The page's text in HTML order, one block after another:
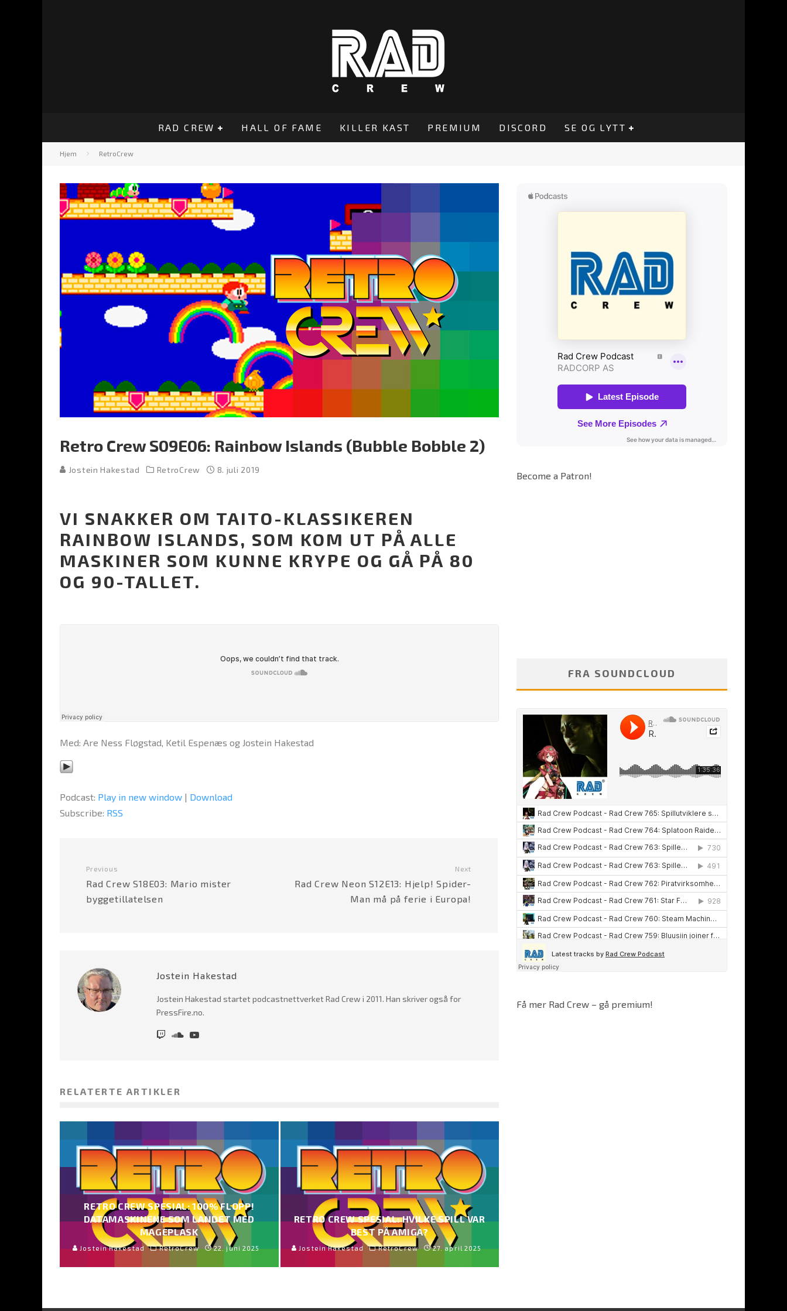
RAD CREW HALL OF FAME KILLER KAST PREMIUM DISCORD SE OG LYTT
Hjem RetroCrew
Retro Crew S09E06: Rainbow Islands (Bubble Bobble 2)
Jostein Hakestad RetroCrew 8. juli 2019
VI SNAKKER OM TAITO-KLASSIKEREN
RAINBOW ISLANDS, SOM KOM UT PÅ ALLE
MASKINER SOM KUNNE KRYPE OG GÅ PÅ 80
OG 90-TALLET.
Med: Are Ness Fløgstad, Ketil Espenæs og Jostein Hakestad
Podcast: Play in new window | Download
Subscribe: RSS
Previous
Rad Crew S18E03: Mario mister
byggetillatelsen
Next
Rad Crew Neon S12E13: Hjelp! Spider-
Man må på ferie i Europa!
Jostein Hakestad
Jostein Hakestad startet podcastnettverket Rad Crew i 2011. Han skriver også for
PressFire.no.
RELATERTE ARTIKLER
RETRO CREW SPESIAL: 100% FLOPP!
DATAMASKINENE SOM LANDET MED
MAGEPLASK
Jostein Hakestad RetroCrew 22. juni 2025
RETRO CREW SPESIAL: HVILKE SPILL VAR
BEST PÅ AMIGA?
Jostein Hakestad RetroCrew 27. april 2025
Become a Patron!
FRA SOUNDCLOUD
Få mer Rad Crew – gå premium!